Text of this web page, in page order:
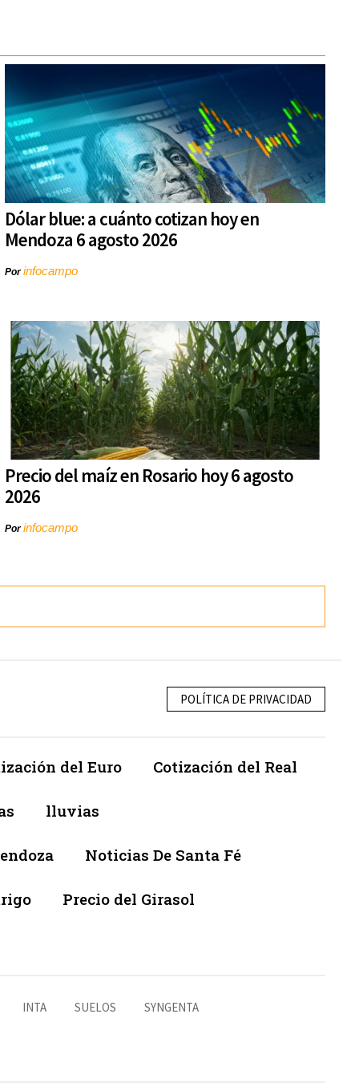
Dólar blue: a cuánto cotizan hoy en
Mendoza 6 agosto 2026
Porinfocampo
Precio del maíz en Rosario hoy 6 agosto
2026
Porinfocampo
POLÍTICA DE PRIVACIDAD
del Euro Cotización del Real
lluvias
Noticias De Santa Fé
Precio del Girasol
INTA SUELOS SYNGENTA